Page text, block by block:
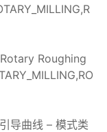
Roughing
导曲线 – 模式类